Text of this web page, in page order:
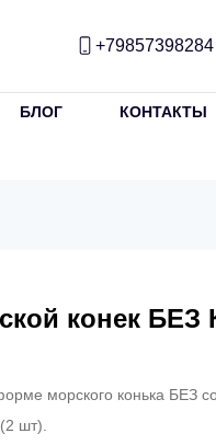
+79857398284
БЛОГ КОНТАКТЫ
конек БЕЗ
морского конька БЕЗ
шт).